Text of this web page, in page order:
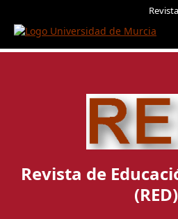
Revista de
(RED)